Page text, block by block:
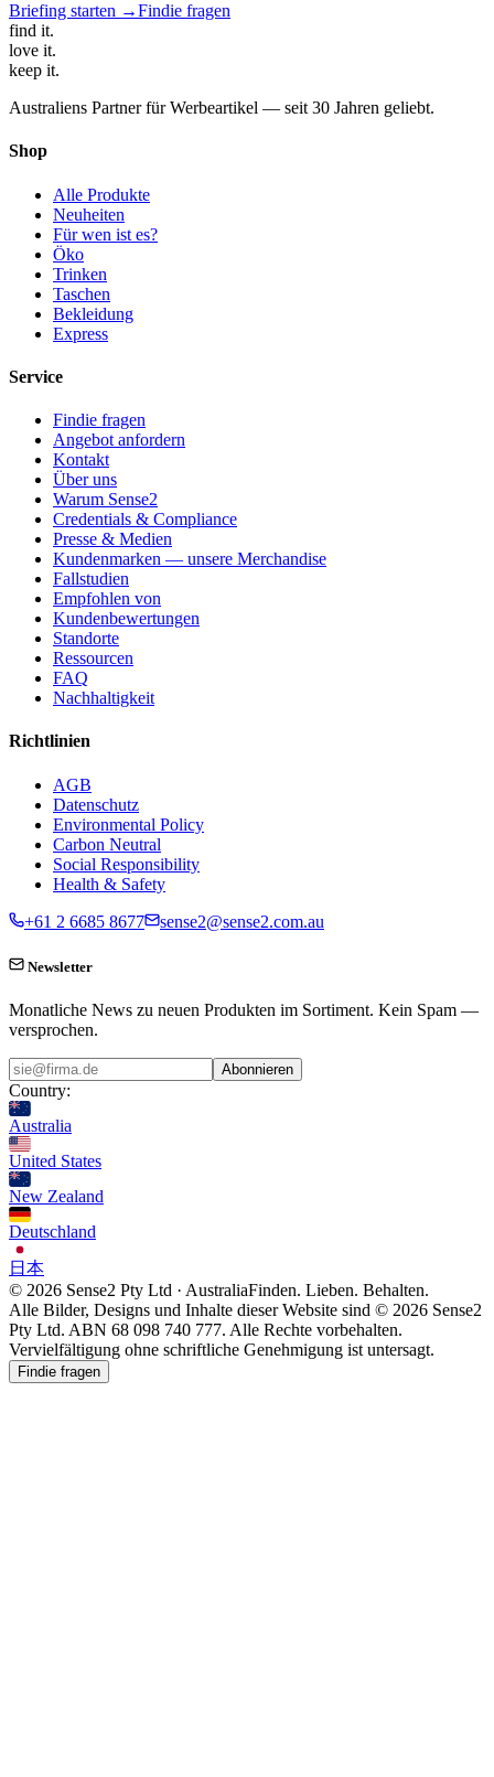
Briefing starten →Findie fragen
find it.
love it.
keep it.
Australiens Partner für Werbeartikel — seit 30 Jahren geliebt.
Shop
Alle Produkte
Neuheiten
Für wen ist es?
Öko
Trinken
Taschen
Bekleidung
Express
Service
Findie fragen
Angebot anfordern
Kontakt
Über uns
Warum Sense2
Credentials & Compliance
Presse & Medien
Kundenmarken — unsere Merchandise
Fallstudien
Empfohlen von
Kundenbewertungen
Standorte
Ressourcen
FAQ
Nachhaltigkeit
Richtlinien
AGB
Datenschutz
Environmental Policy
Carbon Neutral
Social Responsibility
Health & Safety
+61 2 6685 8677
sense2@sense2.com.au
Newsletter
Monatliche News zu neuen Produkten im Sortiment. Kein Spam —
versprochen.
Abonnieren
Country:
Australia
United States
New Zealand
Deutschland
日本
© 2026 Sense2 Pty Ltd · AustraliaFinden. Lieben. Behalten.
Alle Bilder, Designs und Inhalte dieser Website sind © 2026 Sense2
Pty Ltd. ABN 68 098 740 777. Alle Rechte vorbehalten.
Vervielfältigung ohne schriftliche Genehmigung ist untersagt.
Findie fragen